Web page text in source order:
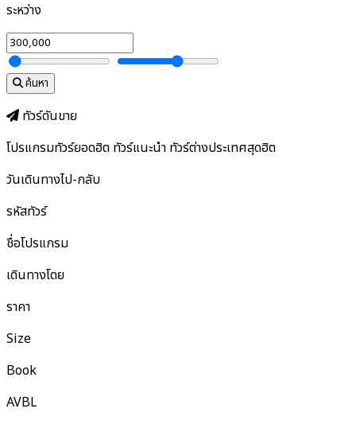
ระหว่าง
ค้นหา
ทัวร์ดันขาย
โปรแกรมทัวร์ยอดฮิต ทัวร์แนะนำ ทัวร์ต่างประเทศสุดฮิต
วันเดินทางไป-กลับ
รหัสทัวร์
ชื่อโปรแกรม
เดินทางโดย
ราคา
Size
Book
AVBL